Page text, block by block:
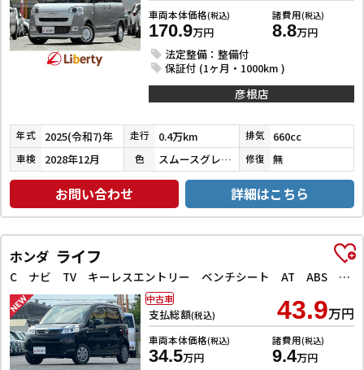
車両本体価格(税込)
170.9万円
諸費用(税込)
8.8万円
法定整備：整備付
保証付 (1ヶ月・1000km )
彦根店
年式 2025(令和7)年 走行 0.4万km 排気 660cc
車検 2028年12月 色 スムースグレーマイカメタリック／シャイニングホワイトパール 修復 無
お問い合わせ 詳細はこちら
ホンダ ライフ
C ナビ TV キーレスエントリー ベンチシート AT ABS CD ミュージックプレイヤー接続可 衝突安全ボディ エアコン パワーステアリング パワーウィンドウ
支払総額(税込) 43.9万円
車両本体価格(税込)
34.5万円
諸費用(税込)
9.4万円
中古車